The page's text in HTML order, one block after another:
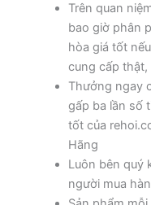
Trên quan
bao giờ phân
hòa giá tốt
cung cấp thật,
Thưởng ngay
gấp ba lần số
tốt của
Hãng
Luôn bên quý
người mua